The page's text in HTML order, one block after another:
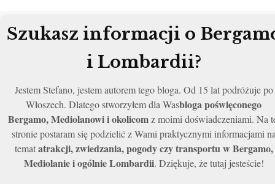
Szukasz informacji o
i Lombardii?
Jestem Stefano, jestem autorem tego bloga. Od 15 lat podróżuje po
Włoszech. Dlatego stworzyłem dla Wasbloga poświęconego
Bergamo, Mediolanowi i okolicomz moimi doświadczeniami. Na
stronie postaram się podzielić z Wami praktycznymi informacjami
tematatrakcji, zwiedzania, pogody czy transportu w Bergamo,
Mediolanie i ogólnie Lombardii. Dziękuje, że tutaj jesteście!